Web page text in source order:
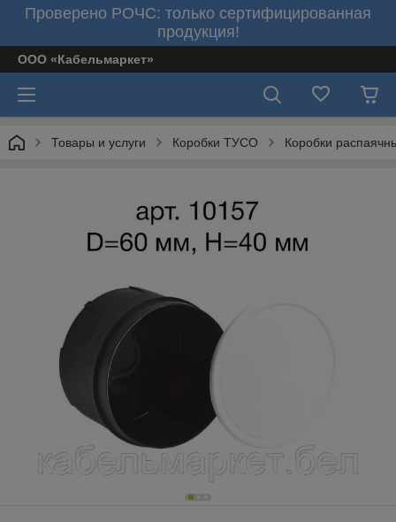
Проверено РОЧС: только сертифицированная
продукция!
ООО «Кабельмаркет»
Товары и услуги Коробки ТУСО Коробки